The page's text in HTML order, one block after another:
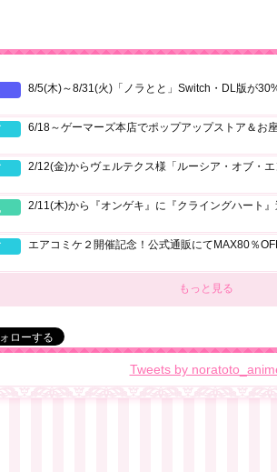
8/5(木)～8/31(火)「ノラとと」Switch・DL版が
6/18～ゲーマーズ本店でポップアップストア＆お
2/12(金)からヴェルテクス様「ルーシア・オブ・
2/11(木)から『オンゲキ』に『クライングハート』
エアコミケ２開催記念！公式通販にてMAX80％
もっと見る
Tweets by